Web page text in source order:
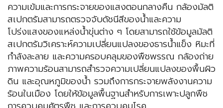
ความเข้มและการกระจายของแสงตอนกลางคืน กล้องมัลติ
สเปกตรัมสามารถตรวจจับดัชนีสีของน้ำและความ
โปร่งแสงของแหล่งน้ำขุ่นต่าง ๆ โดยสามารถใช้ข้อมูลมัลติ
สเปกตรัมวิเคราะห์ความเปลี่ยนแปลงของธารน้ำแข็ง หิมะที่
กำลังละลาย และความครอบคลุมของพืชพรรณ กล้องถ่าย
ภาพความร้อนสามารถสำรวจความเปลี่ยนแปลงของพื้นผิว
ดิน และอุณหภูมิของน้ำ รวมถึงการกระจายพลังงานความ
ร้อนในเมือง โดยให้ข้อมูลพื้นฐานสำหรับการเพาะปลูกพืช